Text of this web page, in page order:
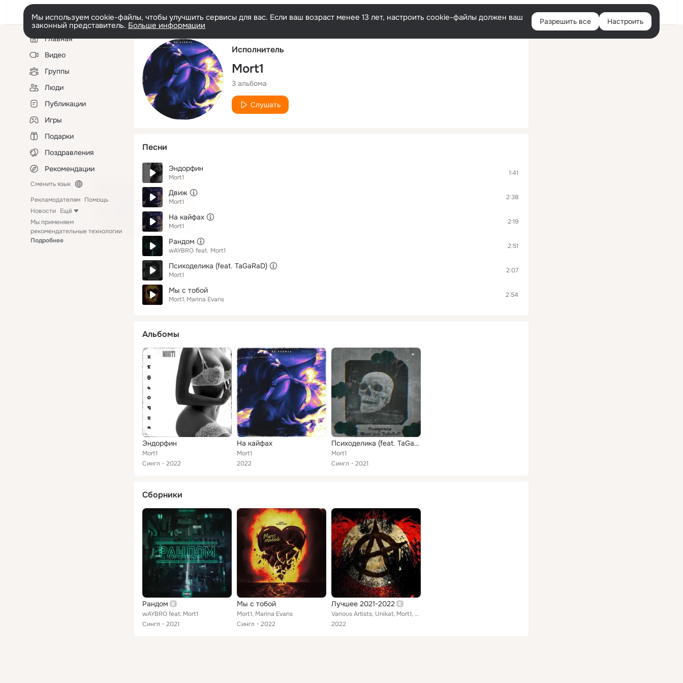
Русский Войти
Мы используем cookie-файлы, чтобы улучшить сервисы для вас. Если ваш возраст менее 13 лет, настроить cookie-файлы должен ваш
законный представитель. Больше информации Разрешить все Настроить
Левая
колонкаГлавная
Видео
Группы
Люди
Публикации
Игры
Подарки
Поздравления
Рекомендации
Сменить язык
Рекламодателям Помощь
Новости Ещё
Мы применяем
рекомендательные технологии
Подробнее
Исполнитель
Mort1
3 альбома
Слушать
Песни
Эндорфин
Mort1
1:41
Движ
Mort1
2:38
На кайфах
Mort1
2:19
Рандом
wAYBRO feat. Mort1
2:51
Психоделика (feat. TaGaRaD)
Mort1
2:07
Мы с тобой
Mort1 Marina Evans
2:54
Альбомы
Эндорфин
Mort1
Сингл
2022
На кайфах
Mort1
2022
Психоделика (feat. TaGaRaD)
Mort1
Сингл
2021
Сборники
Рандом
wAYBRO feat. Mort1
Сингл
2021
Мы с тобой
Mort1, Marina Evans
Сингл
2022
Лучшее 2021-2022
Various Artists, Unikat, Mort1, M.1.$.3.R.Y., SCHKWALL, ИлюХА MERC feat. Yura Cezar, SDA, SKATE DRUNK, Anal'gin SkyJoker, WAYBRO...
2022